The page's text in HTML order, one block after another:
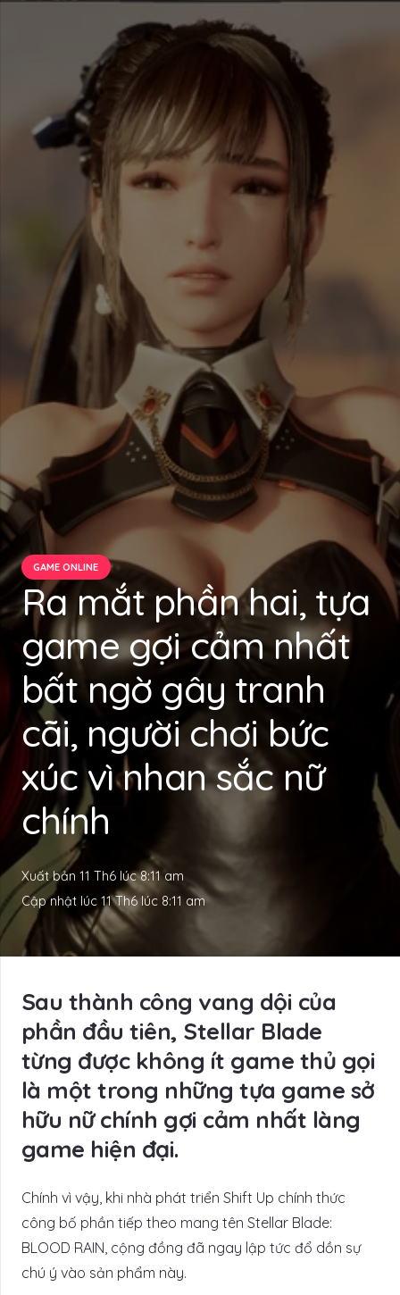
GAME ONLINE
Ra mắt phần hai, tựa
game gợi cảm nhất
bất ngờ gây tranh
cãi, người chơi bức
xúc vì nhan sắc nữ
chính
Xuất bản 11 Th6 lúc 8:11 am
Cập nhật lúc 11 Th6 lúc 8:11 am
Sau thành công vang dội của
phần đầu tiên, Stellar Blade
từng được không ít game thủ gọi
là một trong những tựa game sở
hữu nữ chính gợi cảm nhất làng
game hiện đại.
Chính vì vậy, khi nhà phát triển Shift Up chính thức
công bố phần tiếp theo mang tên Stellar Blade:
BLOOD RAIN, cộng đồng đã ngay lập tức đổ dồn sự
chú ý vào sản phẩm này.